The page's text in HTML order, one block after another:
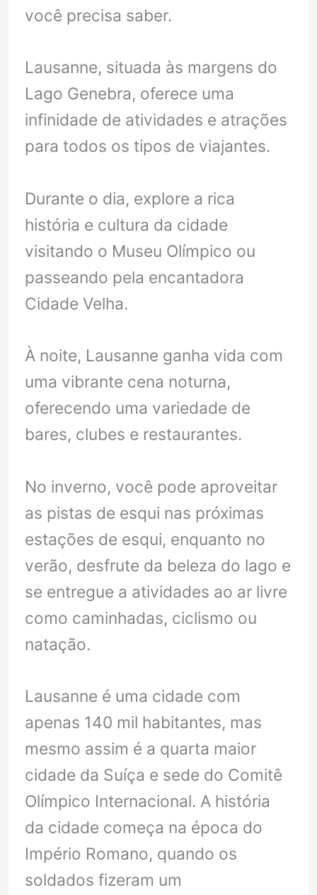
você precisa saber.
Lausanne, situada às margens do
Lago Genebra, oferece uma
infinidade de atividades e atrações
para todos os tipos de viajantes.
Durante o dia, explore a rica
história e cultura da cidade
visitando o Museu Olímpico ou
passeando pela encantadora
Cidade Velha.
À noite, Lausanne ganha vida com
uma vibrante cena noturna,
oferecendo uma variedade de
bares, clubes e restaurantes.
No inverno, você pode aproveitar
as pistas de esqui nas próximas
estações de esqui, enquanto no
verão, desfrute da beleza do lago e
se entregue a atividades ao ar livre
como caminhadas, ciclismo ou
natação.
Lausanne é uma cidade com
apenas 140 mil habitantes, mas
mesmo assim é a quarta maior
cidade da Suíça e sede do Comitê
Olímpico Internacional. A história
da cidade começa na época do
Império Romano, quando os
soldados fizeram um